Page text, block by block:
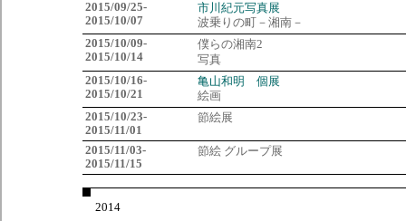
2015/09/25-
2015/10/07
市川紀元写真展
波乗りの町－湘南－
2015/10/09-
2015/10/14
僕らの湘南2
写真
2015/10/16-
2015/10/21
亀山和明 個展
絵画
2015/10/23-
2015/11/01
節絵展
2015/11/03-
2015/11/15
節絵 グループ展
2014